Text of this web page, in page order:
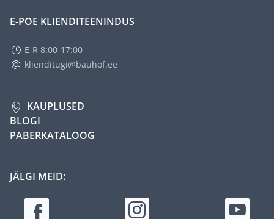
E-POE KLIENDITEENINDUS
E-R 8:00-17:00
klienditugi@bauhof.ee
KAUPLUSED
BLOGI
PABERKATALOOG
JÄLGI MEID: